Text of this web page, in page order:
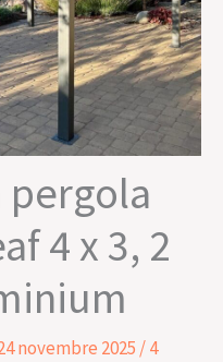
pergola
4 x 3, 2
novembre 2025 /4